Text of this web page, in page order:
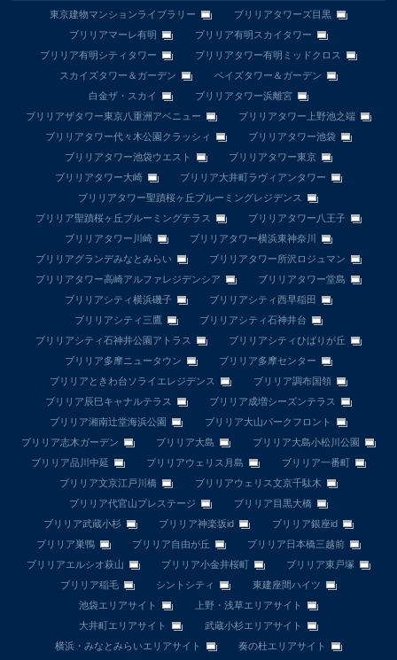
東京建物マンションライブラリー
ブリリアタワーズ目黒
ブリリアマーレ有明
ブリリア有明スカイタワー
ブリリア有明シティタワー
ブリリアタワー有明ミッドクロス
スカイズタワー＆ガーデン
ベイズタワー＆ガーデン
白金ザ・スカイ
ブリリアタワー浜離宮
ブリリアザタワー東京八重洲アベニュー
ブリリアタワー上野池之端
ブリリアタワー代々木公園クラッシィ
ブリリアタワー池袋
ブリリアタワー池袋ウエスト
ブリリアタワー東京
ブリリアタワー大崎
ブリリア大井町ラヴィアンタワー
ブリリアタワー聖蹟桜ヶ丘ブルーミングレジデンス
ブリリア聖蹟桜ヶ丘ブルーミングテラス
ブリリアタワー八王子
ブリリアタワー川崎
ブリリアタワー横浜東神奈川
ブリリアグランデみなとみらい
ブリリアタワー所沢ロジュマン
ブリリアタワー高崎アルファレジデンシア
ブリリアタワー堂島
ブリリアシティ横浜磯子
ブリリアシティ西早稲田
ブリリアシティ三鷹
ブリリアシティ石神井台
ブリリアシティ石神井公園アトラス
ブリリアシティひばりが丘
ブリリア多摩ニュータウン
ブリリア多摩センター
ブリリアときわ台ソライエレジデンス
ブリリア調布国領
ブリリア辰巳キャナルテラス
ブリリア成増シーズンテラス
ブリリア湘南辻堂海浜公園
ブリリア大山パークフロント
ブリリア志木ガーデン
ブリリア大島
ブリリア大島小松川公園
ブリリア品川中延
ブリリアウェリス月島
ブリリア一番町
ブリリア文京江戸川橋
ブリリアウェリス文京千駄木
ブリリア代官山プレステージ
ブリリア目黒大橋
ブリリア武蔵小杉
ブリリア神楽坂id
ブリリア銀座id
ブリリア巣鴨
ブリリア自由が丘
ブリリア日本橋三越前
ブリリアエルシオ萩山
ブリリア小金井桜町
ブリリア東戸塚
ブリリア稲毛
シントシティ
東建座間ハイツ
池袋エリアサイト
上野・浅草エリアサイト
大井町エリアサイト
武蔵小杉エリアサイト
横浜・みなとみらいエリアサイト
奏の杜エリアサイト